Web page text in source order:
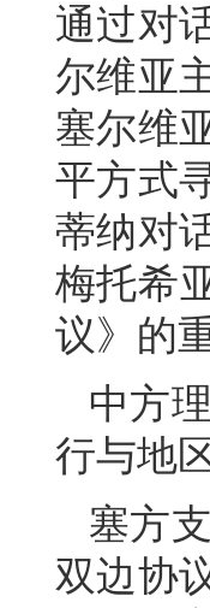
通过对
尔维亚
塞尔维
平方式
蒂纳对
梅托希
议》的
中方
行与地
塞方
双边协